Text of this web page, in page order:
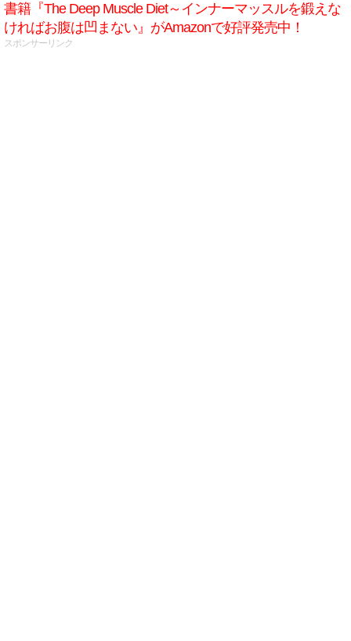
書籍『The Deep Muscle Diet～インナーマッスルを鍛えな
ければお腹は凹まない』がAmazonで好評発売中！
スポンサーリンク